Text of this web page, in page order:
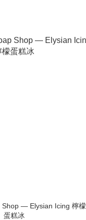
Shop — Elysian Icing 檸檬
蛋糕冰